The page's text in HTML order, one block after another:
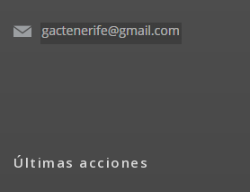
Últimas acciones